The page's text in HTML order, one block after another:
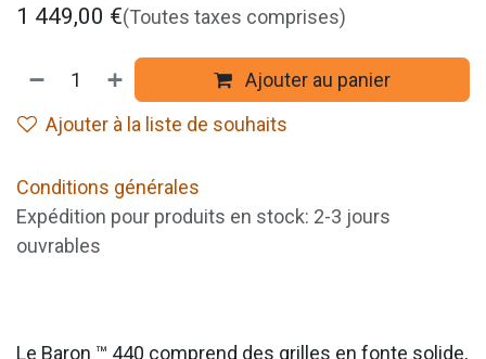
1 449,00 €(Toutes taxes comprises)
Ajouter au panier
Ajouter à la liste de souhaits
Conditions générales
Expédition pour produits en stock: 2-3 jours
ouvrables
Le Baron ™ 440 comprend des grilles en fonte solide,